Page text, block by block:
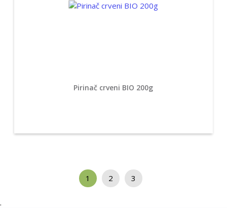
Pirinač crveni BIO 200g
1 2 3
.